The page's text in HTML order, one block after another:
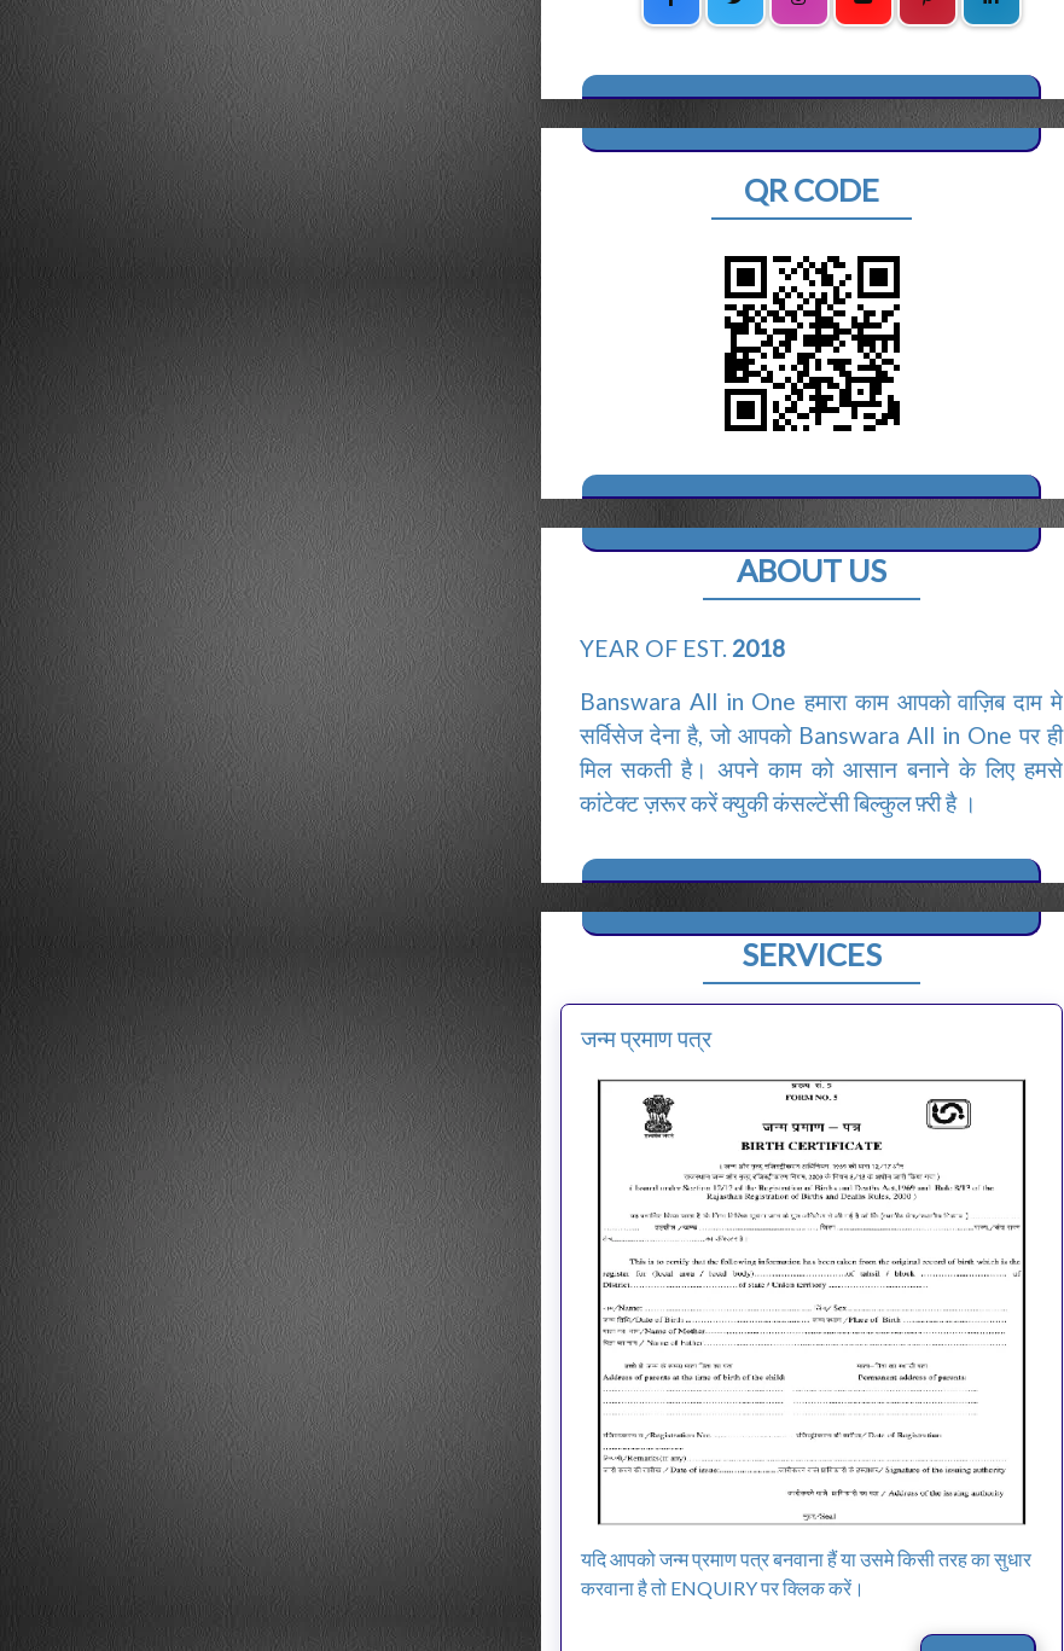
QR CODE
ABOUT US
YEAR OF EST. 2018
Banswara All in One हमारा काम आपको वाज़िब दाम मे
सर्विसेज देना है, जो आपको Banswara All in One पर ही
मिल सकती है। अपने काम को आसान बनाने के लिए हमसे
कांटेक्ट ज़रूर करें क्युकी कंसल्टेंसी बिल्कुल फ़्री है ।
SERVICES
जन्म प्रमाण पत्र
यदि आपको जन्म प्रमाण पत्र बनवाना हैं या उसमे किसी तरह का सुधार
करवाना है तो ENQUIRY पर क्लिक करें।